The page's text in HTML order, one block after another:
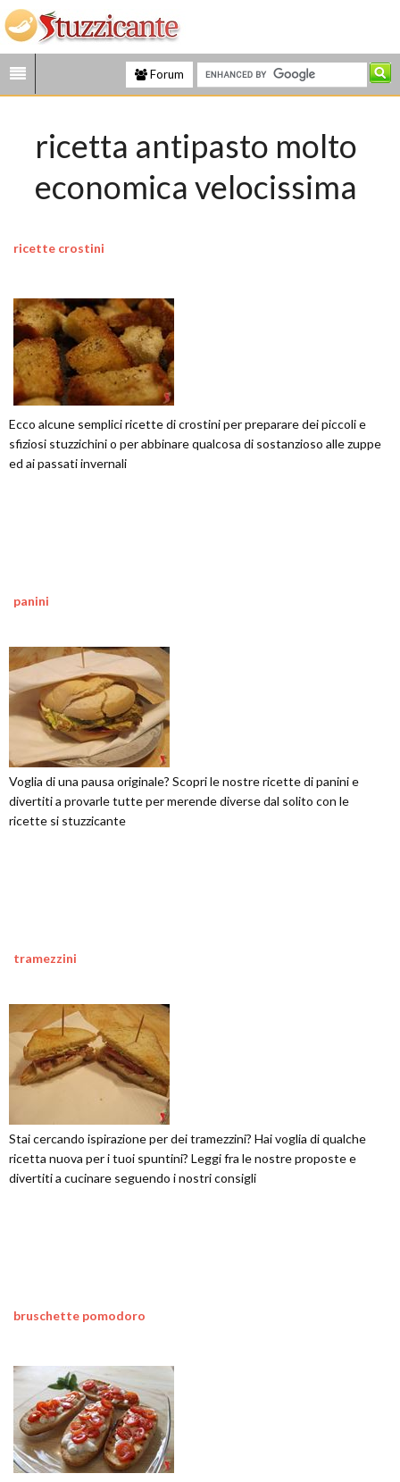
Forum
ricetta antipasto molto
economica velocissima
ricette crostini
Ecco alcune semplici ricette di crostini per preparare dei piccoli e
sfiziosi stuzzichini o per abbinare qualcosa di sostanzioso alle zuppe
ed ai passati invernali
panini
Voglia di una pausa originale? Scopri le nostre ricette di panini e
divertiti a provarle tutte per merende diverse dal solito con le
ricette si stuzzicante
tramezzini
Stai cercando ispirazione per dei tramezzini? Hai voglia di qualche
ricetta nuova per i tuoi spuntini? Leggi fra le nostre proposte e
divertiti a cucinare seguendo i nostri consigli
bruschette pomodoro